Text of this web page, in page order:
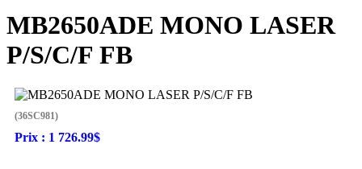
MB2650ADE MONO LASER
P/S/C/F FB
(36SC981)
Prix : 1 726.99$